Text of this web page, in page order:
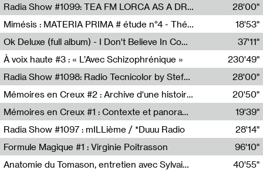
Radia Show #1099: TEA FM LORCA AS A DREAM
TEAFM
28'00"
Mimésis : MATERIA PRIMA # étude n°4 - Théâtre de l’Aquarium
Francesco Russo,Scuola della Crisi
18'53"
Ok Deluxe (full album) - I Don't Believe In Computing
37'11"
À voix haute #3 : « L’Avec Schizophrénique »
230'49"
Radia Show #1098: Radio Tecnicolor by Stefan Nussbaumer & Georg Zichy (Radio Orange 94.0)
Radio Orange 94.0
28'00"
Mémoires en Creux #2 : Archive d'une histoire artistique
Sophie Auger-Grappin
20'50"
Mémoires en Creux #1 : Contexte et panorama
Sophie Auger-Grappin
19'39"
Radia Show #1097 : mILLième / *Duuu Radio
28'14"
Formule Magique #1 : Virginie Poitrasson
Nathalie Lacroix,Virginie Poitrasson
96'10"
Anatomie du Tomason, entretien avec Sylvain Cardonnel
40'55"